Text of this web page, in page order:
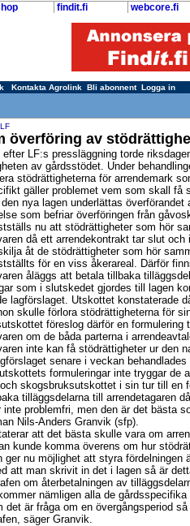
findit.fi webcore.fi
Kontakta Agrolink Bli abonnent Logga in
LF
överföring av
efter LF:s pressläggning torde
av gårdsstödet. Under
stödrättigheterna för arrendemark
gäller problemet vem som skall få
nya lagen underlättas
som befriar överföringen från
nu att stödrättigheter som hör
då ett arrendekontrakt tar slut
åt de stödrättigheter som hör
för en viss åkerareal. Därför
åläggs att betala tillbaka
som i slutskedet gjordes till lagen
lagförslaget. Utskottet konstaterade
skulle förlora stödrättigheterna för
föreslog därför en
om de båda parterna i
inte kan få stödrättigheter ur den
senare i veckan
formuleringar inte tryggar de
och skogsbruksutskottet i sin tur till en
tilläggsdelarna till arrendetagaren
inte problemfri, men den är det bästa
Nils-Anders Granvik (sfp).
att det bästa skulle vara om
kunde komma överens om hur
ger nu möjlighet att styra fördelningen
att man skrivit in det i lagen så är
om återbetalningen av
nämligen alla de
det är fråga om en övergångsperiod
säger Granvik.